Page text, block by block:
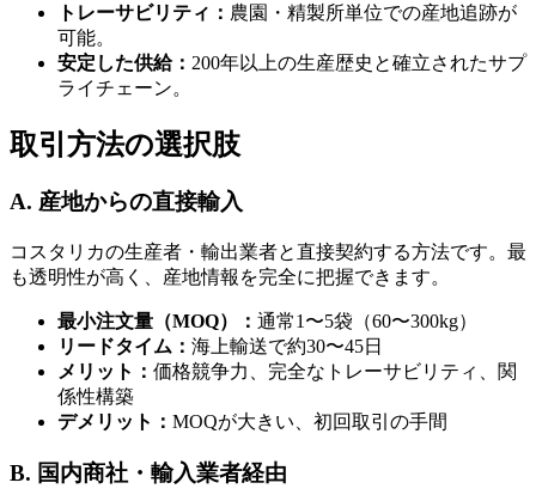
トレーサビリティ： 農園・精製所単位での産地追跡が
可能。
安定した供給： 200年以上の生産歴史と確立されたサプ
ライチェーン。
取引方法の選択肢
A. 産地からの直接輸入
コスタリカの生産者・輸出業者と直接契約する方法です。最
も透明性が高く、産地情報を完全に把握できます。
最小注文量（MOQ）： 通常1〜5袋（60〜300kg）
リードタイム： 海上輸送で約30〜45日
メリット： 価格競争力、完全なトレーサビリティ、関
係性構築
デメリット： MOQが大きい、初回取引の手間
B. 国内商社・輸入業者経由